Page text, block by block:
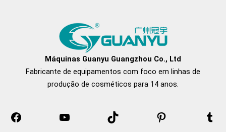
Máquinas Guanyu Guangzhou Co., Ltd
Fabricante de equipamentos com foco em linhas de
produção de cosméticos para 14 anos.